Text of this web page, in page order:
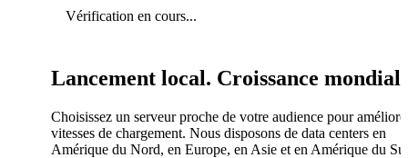
Vérification en cours...
Lancement local. Croissance
Choisissez un serveur proche de votre audience pour
vitesses de chargement. Nous disposons de data centers en
Amérique du Nord, en Europe, en Asie et en Amérique du